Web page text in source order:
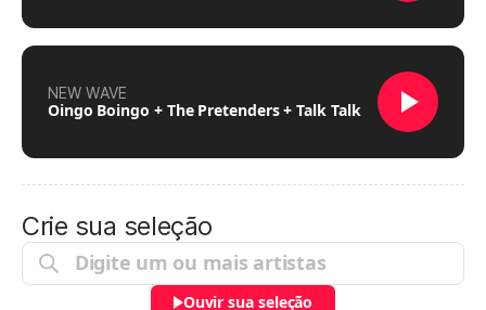
NEW WAVE
Oingo Boingo + The Pretenders + Talk Talk
Crie sua seleção
Ouvir sua seleção